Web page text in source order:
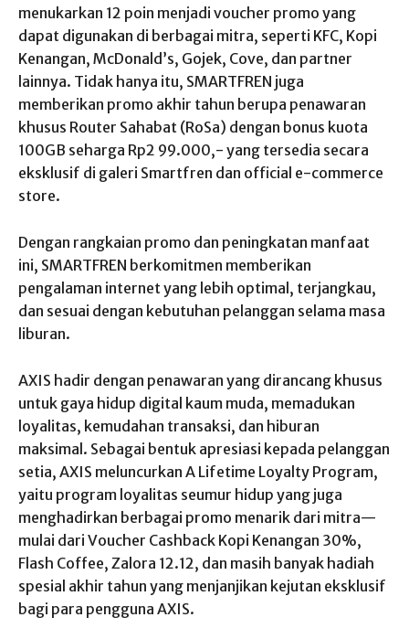
menukarkan 12 poin menjadi voucher promo yang
dapat digunakan di berbagai mitra, seperti KFC, Kopi
Kenangan, McDonald’s, Gojek, Cove, dan partner
lainnya. Tidak hanya itu, SMARTFREN juga
memberikan promo akhir tahun berupa penawaran
khusus Router Sahabat (RoSa) dengan bonus kuota
100GB seharga Rp2 99.000,- yang tersedia secara
eksklusif di galeri Smartfren dan official e-commerce
store.
Dengan rangkaian promo dan peningkatan manfaat
ini, SMARTFREN berkomitmen memberikan
pengalaman internet yang lebih optimal, terjangkau,
dan sesuai dengan kebutuhan pelanggan selama masa
liburan.
AXIS hadir dengan penawaran yang dirancang khusus
untuk gaya hidup digital kaum muda, memadukan
loyalitas, kemudahan transaksi, dan hiburan
maksimal. Sebagai bentuk apresiasi kepada pelanggan
setia, AXIS meluncurkan A Lifetime Loyalty Program,
yaitu program loyalitas seumur hidup yang juga
menghadirkan berbagai promo menarik dari mitra—
mulai dari Voucher Cashback Kopi Kenangan 30%,
Flash Coffee, Zalora 12.12, dan masih banyak hadiah
spesial akhir tahun yang menjanjikan kejutan eksklusif
bagi para pengguna AXIS.